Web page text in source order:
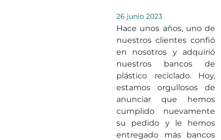
26 junio 2023
Hace unos años, uno de
nuestros clientes confió
en nosotros y adquirió
nuestros bancos de
plástico reciclado. Hoy,
estamos orgullosos de
anunciar que hemos
cumplido nuevamente
su pedido y le hemos
entregado más bancos